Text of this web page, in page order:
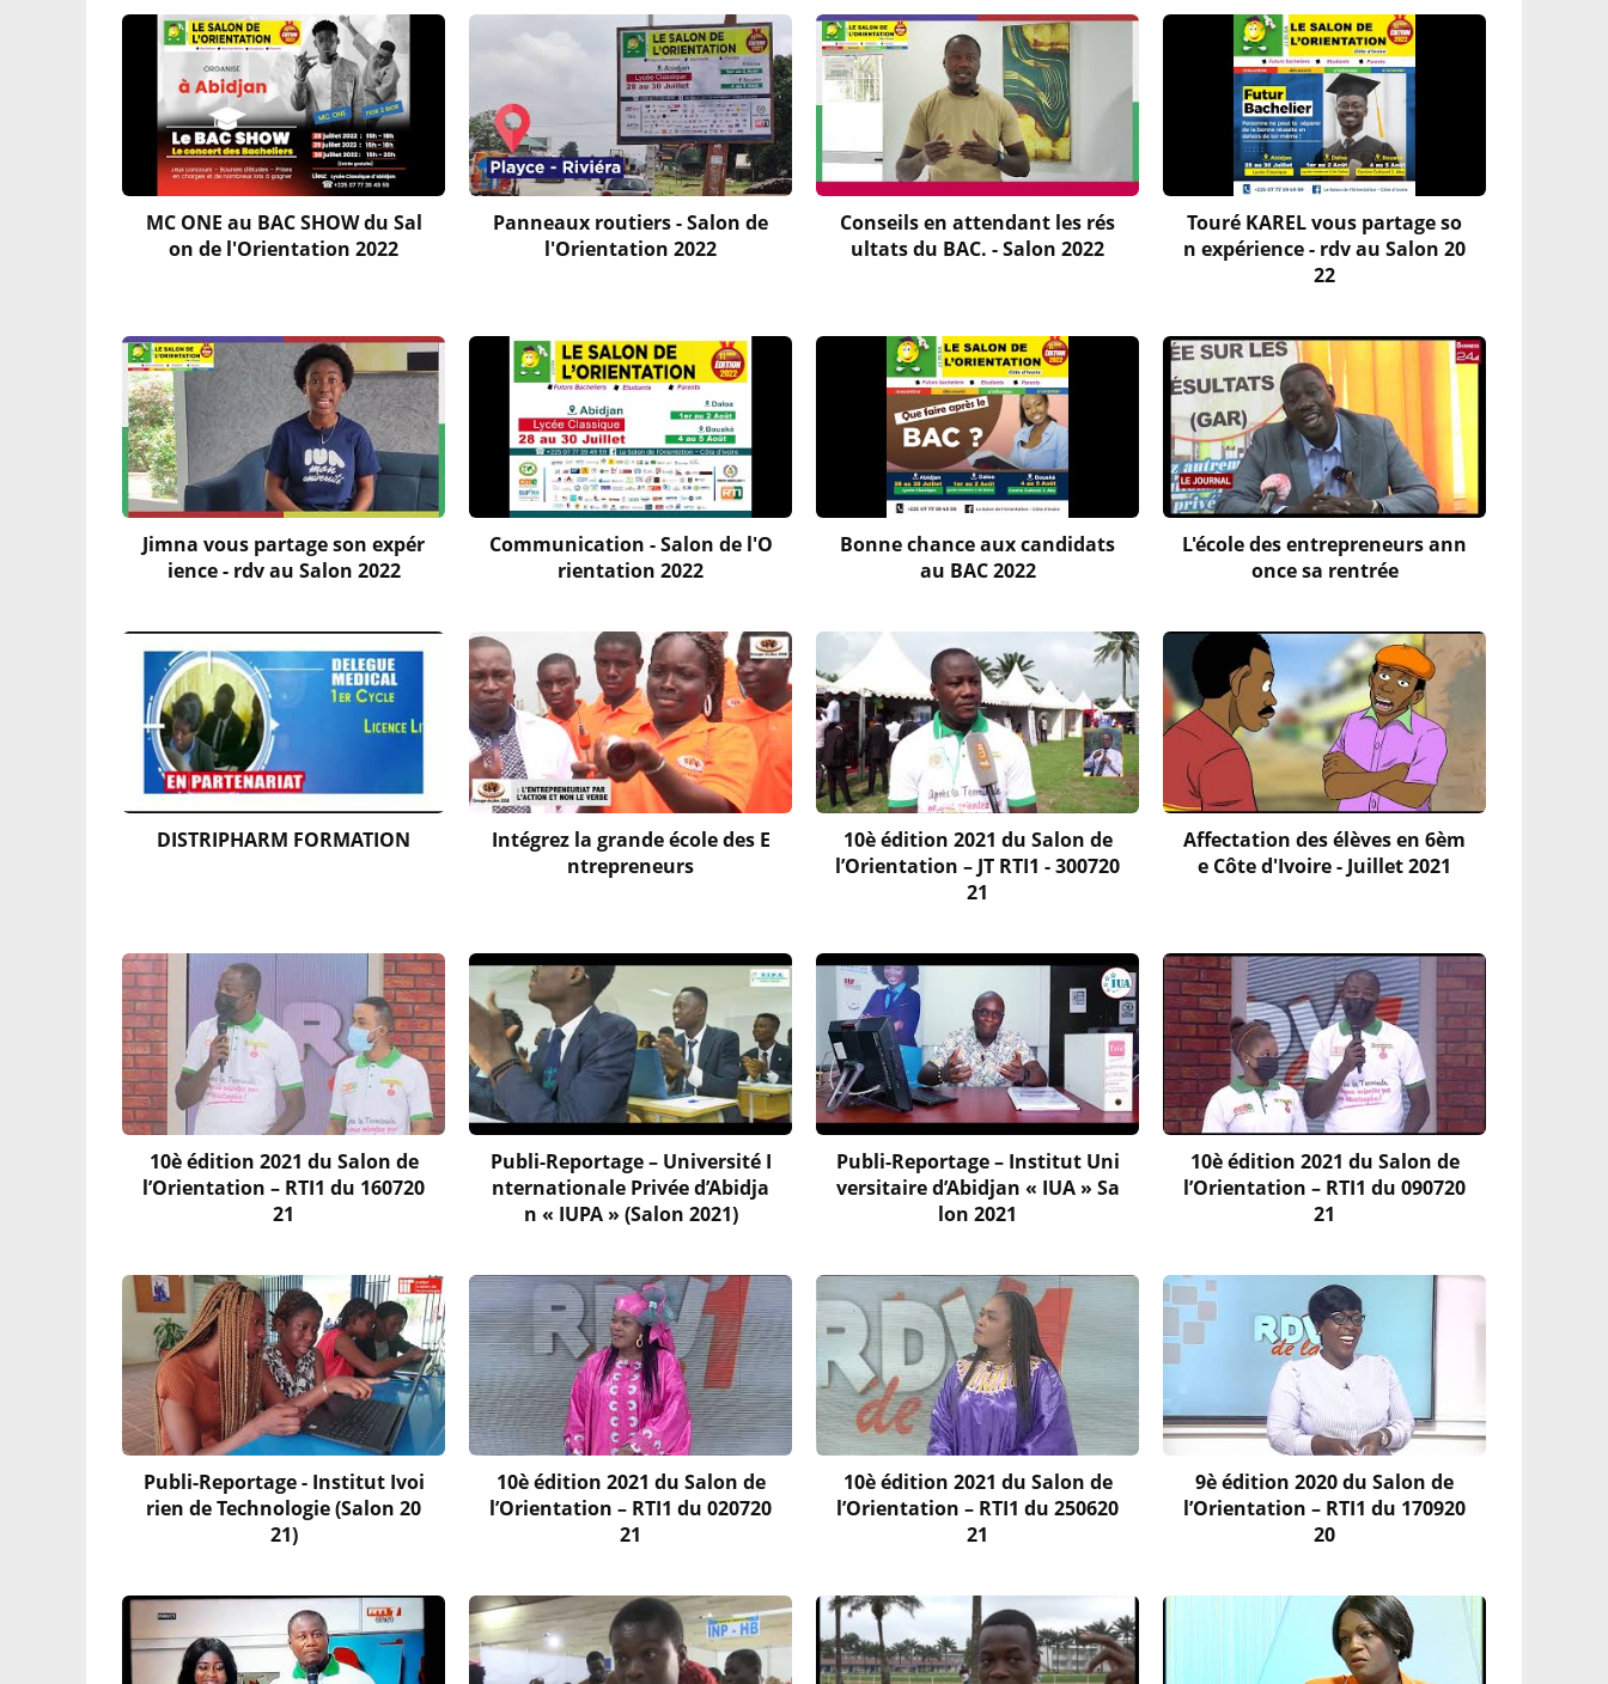
MC ONE au BAC SHOW du Sal
on de l'Orientation 2022
Panneaux routiers - Salon de
l'Orientation 2022
Conseils en attendant les rés
ultats du BAC. - Salon 2022
Touré KAREL vous partage so
n expérience - rdv au Salon 20
22
Jimna vous partage son expér
ience - rdv au Salon 2022
Communication - Salon de l'O
rientation 2022
Bonne chance aux candidats
au BAC 2022
L'école des entrepreneurs ann
once sa rentrée
DISTRIPHARM FORMATION
Intégrez la grande école des E
ntrepreneurs
10è édition 2021 du Salon de
l’Orientation – JT RTI1 - 300720
21
Affectation des élèves en 6èm
e Côte d'Ivoire - Juillet 2021
10è édition 2021 du Salon de
l’Orientation – RTI1 du 160720
21
Publi-Reportage – Université I
nternationale Privée d’Abidja
n « IUPA » (Salon 2021)
Publi-Reportage – Institut Uni
versitaire d’Abidjan « IUA » Sa
lon 2021
10è édition 2021 du Salon de
l’Orientation – RTI1 du 090720
21
Publi-Reportage - Institut Ivoi
rien de Technologie (Salon 20
21)
10è édition 2021 du Salon de
l’Orientation – RTI1 du 020720
21
10è édition 2021 du Salon de
l’Orientation – RTI1 du 250620
21
9è édition 2020 du Salon de
l’Orientation – RTI1 du 170920
20